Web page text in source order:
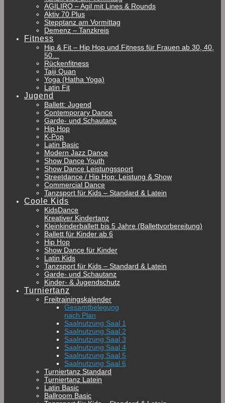
AGILIRO – Agil mit Lines & Rounds
Aktiv 70 Plus
Stepptanz am Vormittag
Demenz – Tanzkreis
Fitness
Hip & Fit – Hip Hop und Fitness für Frauen ab 30, 40,
50…
Rückenfitness
Taiji Quan
Yoga (Hatha Yoga)
Latin Fit
Jugend
Ballett: Jugend
Contemporary Dance
Garde- und Schautanz
Hip Hop
K-Pop
Latin Basic
Modern Jazz Dance
Show Dance Youth
Show Dance Leistungssport
Streetdance / Hip Hop: Leistung & Show
Commercial Dance
Tanzsport für Kids – Standard & Latein
Coole Kids
KidsDance
Kreativer Kindertanz
Kleinkinderballett bis 5 Jahre (Ballettvorbereitung)
Ballett für Kinder ab 6
Hip Hop
Show Dance für Kinder
Latin Kids
Tanzsport für Kids – Standard & Latein
Garde- und Schautanz
Kinder- & Jugendschutz
Turniertanz
Freitrainingskalender
Gesamtbelegung
nach Plan
Saalnutzung Saal 1
Saalnutzung Saal 2
Saalnutzung Saal 3
Saalnutzung Saal 4
Saalnutzung Saal 5
Saalnutzung Saal 6
Turniertanz Standard
Turniertanz Latein
Latin Basic
Ballroom Basic